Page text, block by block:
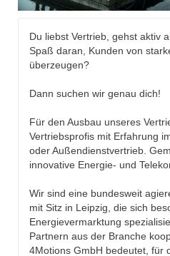
Du liebst Vertrieb, gehst aktiv
Spaß daran, Kunden von
überzeugen?
Dann suchen wir genau dich!
Für den Ausbau unseres
Vertriebsprofis mit Erfahrung
oder Außendienstvertrieb.
innovative Energie- und
Wir sind eine bundesweit
mit Sitz in Leipzig, die sich
Energievermarktung
Partnern aus der Branche
4Motions GmbH bedeutet, für